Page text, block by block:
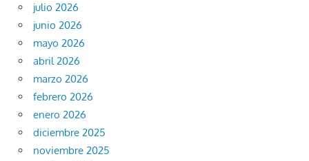
julio 2026
junio 2026
mayo 2026
abril 2026
marzo 2026
febrero 2026
enero 2026
diciembre 2025
noviembre 2025